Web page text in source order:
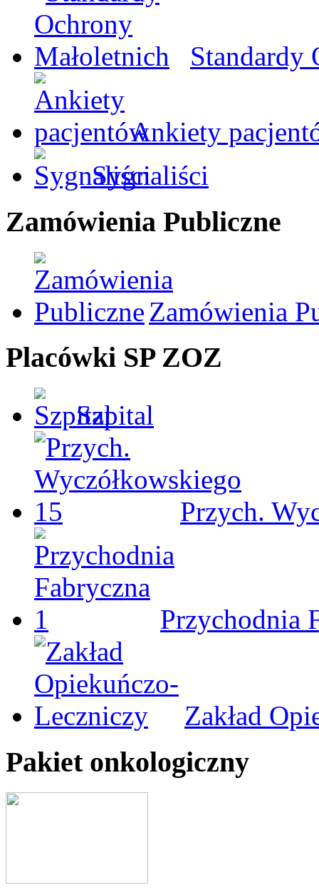
Standardy
Ankiety
Sygnaliści
Zamówienia Publiczne
Zamówienia
Placówki SP ZOZ
Szpital
Przych.
Przychodnia
Zakład
Pakiet onkologiczny